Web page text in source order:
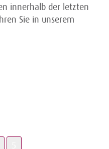
innerhalb der letzten
Sie in unserem